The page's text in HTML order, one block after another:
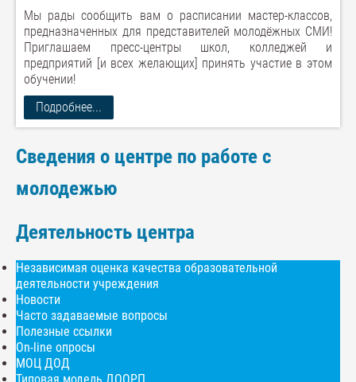
Мы рады сообщить вам о расписании мастер-классов,
предназначенных для представителей молодёжных СМИ!
Приглашаем пресс-центры школ, колледжей и
предприятий [и всех желающих] принять участие в этом
обучении!
Подробнее...
Сведения о центре по работе с
молодежью
Деятельность центра
Независимая оценка качества образовательной
деятельности учреждения
Новости
Часто задаваемые вопросы
Полезные ссылки
On-line опросы
МОЦ ДОД